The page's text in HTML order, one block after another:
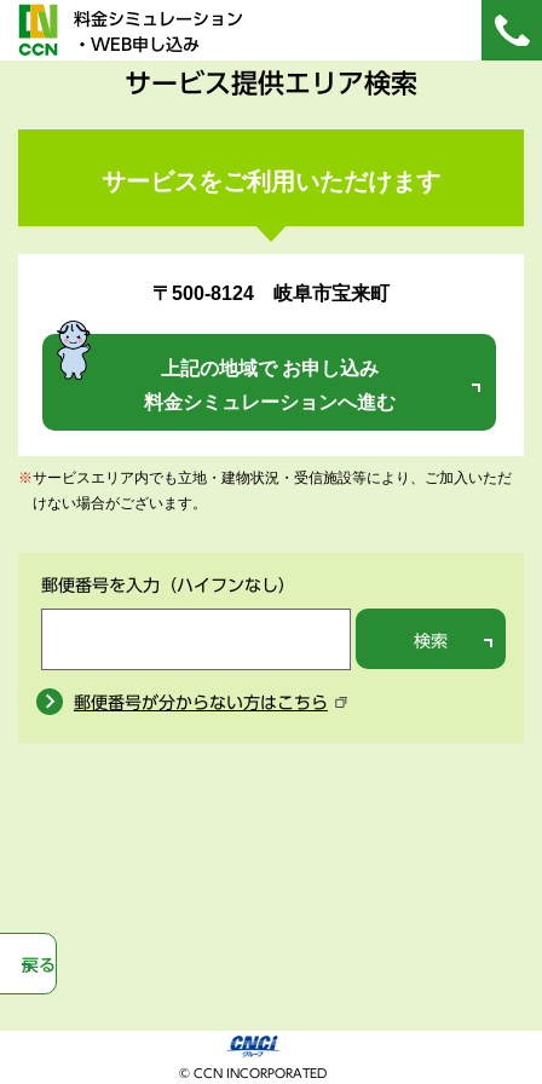
料金シミュレーション
・WEB申し込み
サービス提供エリア検索
サービスをご利用いただけます
〒500-8124 岐阜市宝来町
上記の地域で お申し込み
料金シミュレーションへ進む
※サービスエリア内でも立地・建物状況・受信施設等により、ご加入いただ
けない場合がございます。
郵便番号を入力 （ハイフンなし）
検索
郵便番号が分からない方はこちら
戻る
© CCN INCORPORATED